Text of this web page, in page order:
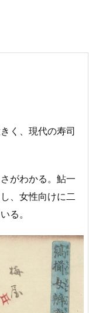
く、現代の寿司
がわかる。鮎一
、女性向けに二
る。